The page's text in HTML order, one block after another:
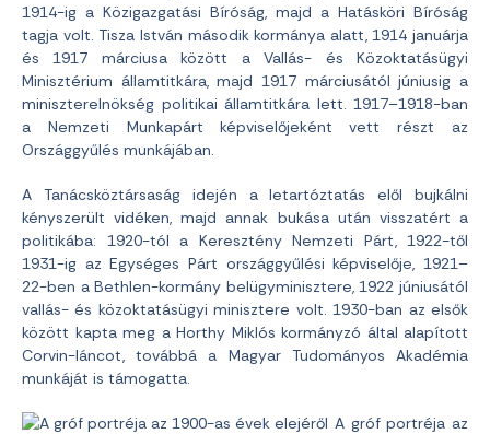
1914-ig a Közigazgatási Bíróság, majd a Hatásköri Bíróság
tagja volt. Tisza István második kormánya alatt, 1914 januárja
és 1917 márciusa között a Vallás- és Közoktatásügyi
Minisztérium államtitkára, majd 1917 márciusától júniusig a
miniszterelnökség politikai államtitkára lett. 1917–1918-ban
a Nemzeti Munkapárt képviselőjeként vett részt az
Országgyűlés munkájában.
A Tanácsköztársaság idején a letartóztatás elől bujkálni
kényszerült vidéken, majd annak bukása után visszatért a
politikába: 1920-tól a Keresztény Nemzeti Párt, 1922-től
1931-ig az Egységes Párt országgyűlési képviselője, 1921–
22-ben a Bethlen-kormány belügyminisztere, 1922 júniusától
vallás- és közoktatásügyi minisztere volt. 1930-ban az elsők
között kapta meg a Horthy Miklós kormányzó által alapított
Corvin-láncot, továbbá a Magyar Tudományos Akadémia
munkáját is támogatta.
A gróf portréja az